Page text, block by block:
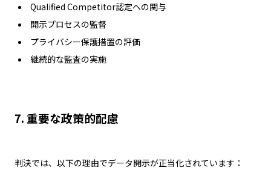
Qualified Competitor認定への関与
開示プロセスの監督
プライバシー保護措置の評価
継続的な監査の実施
7.重要な政策的配慮
判決では、以下の理由でデータ開示が正当化されています：